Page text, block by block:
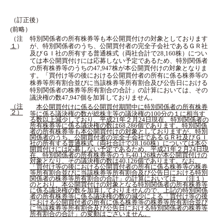
（訂正後）
(前略）
（注
１ ）
特別関係者の所有株券等も本公開買付けの対象としております
が、特別関係者のうち、公開買付者の完全子会社であるＧＲ社
及びＧＩ社の所有する普通株式（両社合計で28,160株）につい
ては本公開買付けには応募しない予定であるため、特別関係者
の所有株券等のうちの47,947株が本公開買付けの対象となりま
す。「買付け等の後における公開買付者の所有に係る株券等の
株券等所有割合並びに当該株券等所有割合及び公告日における
特別関係者の株券等所有割合の合計」の計算においては、その
議決権の数47,947個を加算しておりません。
（注
２）
本公開買付けに係る公開買付期間中に特別関係者の所有株券
等に係る議決権の数が総株主等の議決権の100分の１に相当す
る数以上減少しており、平成21年２月24日現在、特別関係者の
所有株券等に係る議決権の数は68,286個であります。特別関係
者の所有株券等も本公開買付けの対象としておりますが、特別
関係者のうち、公開買付者の完全子会社であるＧＲ社及びＧＩ
社の所有する普通株式（両社合計で28,160株）については本公
開買付けには応募しない予定であるため、平成21年２月24日現
在、特別関係者の所有株券等のうち40,126株が本公開買付けの
対象となり、その議決権の数は40,126個であります。なお、
「買付け等の後における公開買付者の所有に係る株券等の株券
等所有割合並びに当該株券等所有割合及び公告日における特別
関係者の株券等所有割合の合計」の計算においては、（注１）
のとおり、本公開買付けの対象となる特別関係者の所有株券等
に係る議決権の数を加算しておりませんので、上記の特別関係
者の所有株券等に係る議決権の数の減少による「買付け等の後
における公開買付者の所有に係る株券等の株券等所有割合並び
に当該株券等所有割合及び公告日における特別関係者の株券等
所有割合の合計」の変動はございません。